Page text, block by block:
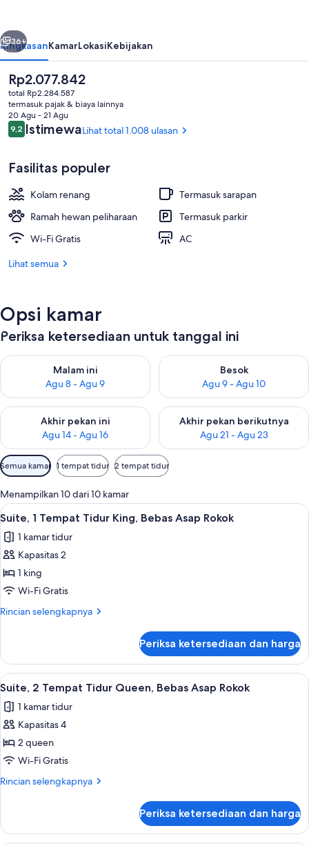
Suite, 1 Tempat Tidur King, Bebas
Berikutnya
36+
RingkasanKamarLokasiKebijakan
Harga
saat
ini
Rp2.077.842
Rp2.077.842
total Rp2.284.587
termasuk pajak & biaya lainnya
20 Agu - 21 Agu
Ulasan
9,29,2 dari 10
IstimewaLihat total 1.008 ulasan
Fasilitas populer
Kolam renang
Termasuk sarapan
Ramah hewan peliharaan
Termasuk parkir
Wi-Fi Gratis
AC
Lihat semua
Opsi kamar
Periksa ketersediaan untuk tanggal ini
Malam ini
Agu 8 - Agu 9
Periksa ketersediaan untuk malam ini Agu 8 - Agu 9
Besok
Agu 9 - Agu 10
Periksa ketersediaan untuk
Akhir pekan ini
Agu 14 - Agu 16
Periksa ketersediaan untuk akhir pekan ini Agu 14 - Agu 16
Akhir pekan berikutnya
Agu 21 - Agu 23
Periksa ketersediaan untuk
Filter
tersedia
untuk
kamar
Semua kamar 1 tempat tidur 2 tempat tidur
Menampilkan 10 dari 10 kamar
Lihat
semua
foto
untuk
Suite,
1
Tempat
Bebas
Asap
Rokok
1 kamar tidur, meja kerja, ruang
7
Suite, 1 Tempat Tidur King, Bebas Asap Rokok
1 kamar tidur
Kapasitas 2
1 king
Wi-Fi Gratis
Rincian selengkapnya
Rincian
Suite,
Tempat
King,
Bebas
Rokok
Periksa ketersediaan dan harga
Lihat
semua
foto
untuk
Suite,
2
Tempat
Bebas
Asap
Suite, 2 Tempat Tidur Queen,
6
Suite, 2 Tempat Tidur Queen, Bebas Asap Rokok
1 kamar tidur
Kapasitas 4
2 queen
Wi-Fi Gratis
Rincian selengkapnya
Rincian
Suite,
Periksa ketersediaan dan harga